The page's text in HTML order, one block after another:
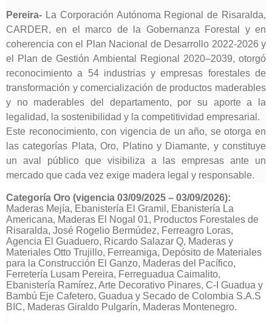
Pereira- La Corporación Autónoma Regional de Risaralda,
CARDER, en el marco de la Gobernanza Forestal y en
coherencia con el Plan Nacional de Desarrollo 2022-2026 y
el Plan de Gestión Ambiental Regional 2020–2039, otorgó
reconocimiento a 54 industrias y empresas forestales de
transformación y comercialización de productos maderables
y no maderables del departamento, por su aporte a la
legalidad, la sostenibilidad y la competitividad empresarial.
Este reconocimiento, con vigencia de un año, se otorga en
las categorías Plata, Oro, Platino y Diamante, y constituye
un aval público que visibiliza a las empresas ante un
mercado que cada vez exige madera legal y responsable.
Categoría Oro (vigencia 03/09/2025 – 03/09/2026):
Maderas Mejía, Ebanistería El Gramil, Ebanistería La
Americana, Maderas El Nogal 01, Productos Forestales de
Risaralda, José Rogelio Bermúdez, Ferreagro Loras,
Agencia El Guaduero, Ricardo Salazar Q, Maderas y
Materiales Otto Trujillo, Ferreamiga, Depósito de Materiales
para la Construcción El Ganzo, Maderas del Pacífico,
Ferretería Lusam Pereira, Ferreguadua Caimalito,
Ebanistería Ramírez, Arte Decorativo Pinares, C-I Guadua y
Bambú Eje Cafetero, Guadua y Secado de Colombia S.A.S
BIC, Maderas Giraldo Pulgarín, Maderas Montenegro.